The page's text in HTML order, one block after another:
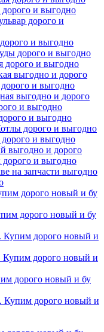
и выгодно
дорого и
и выгодно
дорого и выгодно
дорого и выгодно
выгодно и дорого
и выгодно
выгодно и дорого
и выгодно
и выгодно
дорого и выгодно
и выгодно
выгодно и дорого
дорого и выгодно
на запчасти выгодно
дорого новый и бу
дорого новый и бу
Купим дорого новый и
Купим дорого новый и
дорого новый и бу
Купим дорого новый и